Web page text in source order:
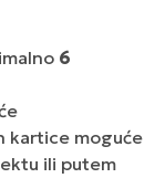
6
kartice moguće
ili putem